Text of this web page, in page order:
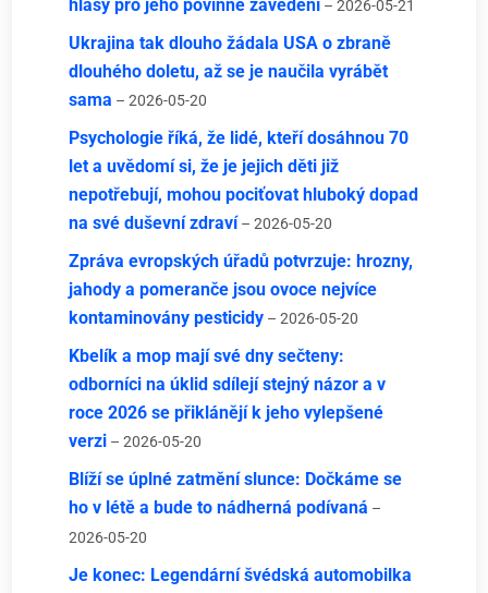
hlasy pro jeho povinné zavedení – 2026-05-21
Ukrajina tak dlouho žádala USA o zbraně
dlouhého doletu, až se je naučila vyrábět
sama – 2026-05-20
Psychologie říká, že lidé, kteří dosáhnou 70
let a uvědomí si, že je jejich děti již
nepotřebují, mohou pociťovat hluboký dopad
na své duševní zdraví – 2026-05-20
Zpráva evropských úřadů potvrzuje: hrozny,
jahody a pomeranče jsou ovoce nejvíce
kontaminovány pesticidy – 2026-05-20
Kbelík a mop mají své dny sečteny:
odborníci na úklid sdílejí stejný názor a v
roce 2026 se přiklánějí k jeho vylepšené
verzi – 2026-05-20
Blíží se úplné zatmění slunce: Dočkáme se
ho v létě a bude to nádherná podívaná –
2026-05-20
Je konec: Legendární švédská automobilka